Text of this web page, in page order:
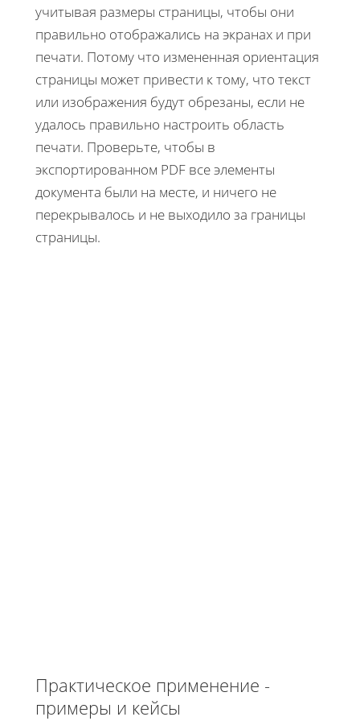
учитывая размеры страницы, чтобы они
правильно отображались на экранах и при
печати. Потому что измененная ориентация
страницы может привести к тому, что текст
или изображения будут обрезаны, если не
удалось правильно настроить область
печати. Проверьте, чтобы в
экспортированном PDF все элементы
документа были на месте, и ничего не
перекрывалось и не выходило за границы
страницы.
Практическое применение -
примеры и кейсы